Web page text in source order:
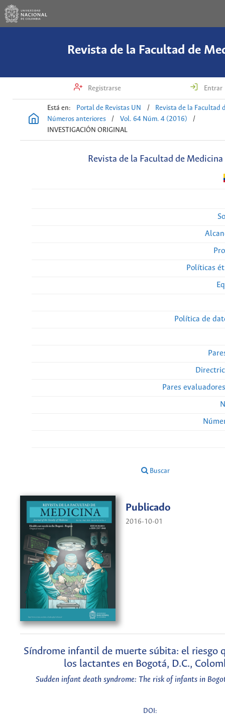
Revista de la Facultad de
Registrarse Entrar
Está en: Portal de Revistas UN /
Revista de la Facultad
Números anteriores
/ Vol. 64 Núm. 4 (2016)
/
INVESTIGACIÓN ORIGINAL
Revista de la Facultad de Medicina
Políticas
Política de
Pares
Buscar
Publicado
2016-10-01
Síndrome infantil de muerte súbita: el riesgo
los lactantes en Bogotá, D.C.,
Sudden infant death syndrome: The risk of infants in
DOI: